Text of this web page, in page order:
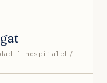
l-hospitalet/